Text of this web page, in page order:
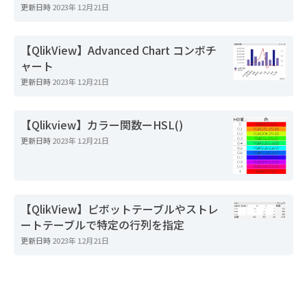
更新日時2023年 12月21日
【QlikView】Advanced Chart コンボチ
ャート
更新日時2023年 12月21日
【Qlikview】カラー関数ーHSL()
更新日時2023年 12月21日
【QlikView】ピボットテーブルやストレ
ートテーブルで特定の行列を指定
更新日時2023年 12月21日